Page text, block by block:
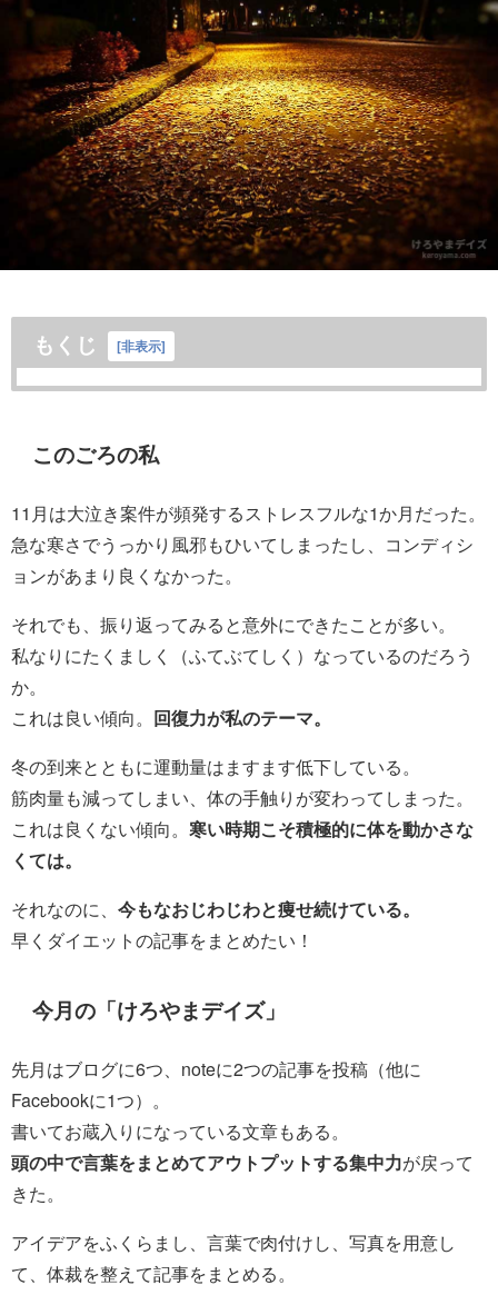
もくじ [非表示]
このごろの私
11月は大泣き案件が頻発するストレスフルな1か月だった。
急な寒さでうっかり風邪もひいてしまったし、コンディシ
ョンがあまり良くなかった。
それでも、振り返ってみると意外にできたことが多い。
私なりにたくましく（ふてぶてしく）なっているのだろう
か。
これは良い傾向。 回復力が私のテーマ。
冬の到来とともに運動量はますます低下している。
筋肉量も減ってしまい、体の手触りが変わってしまった。
これは良くない傾向。 寒い時期こそ積極的に体を動かさな
くては。
それなのに、 今もなおじわじわと痩せ続けている。
早くダイエットの記事をまとめたい！
今月の「けろやまデイズ」
先月はブログに6つ、noteに2つの記事を投稿（他に
Facebookに1つ）。
書いてお蔵入りになっている文章もある。
頭の中で言葉をまとめてアウトプットする集中力が戻って
きた。
アイデアをふくらまし、言葉で肉付けし、写真を用意し
て、体裁を整えて記事をまとめる。